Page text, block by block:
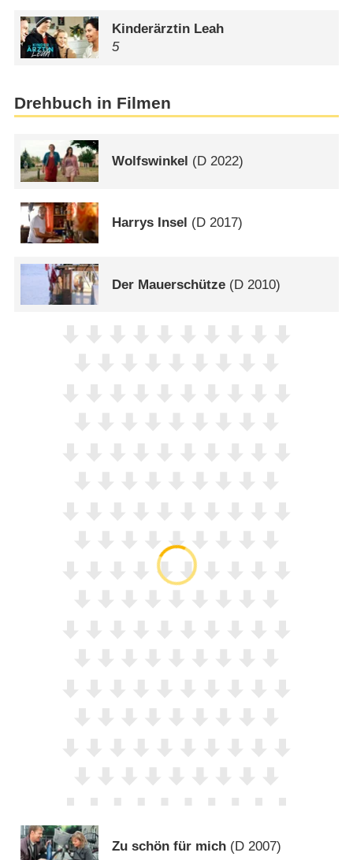
Kinderärztin Leah
5
Drehbuch in Filmen
Wolfswinkel (D 2022)
Harrys Insel (D 2017)
Der Mauerschütze (D 2010)
Zu schön für mich (D 2007)